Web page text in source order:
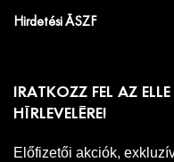
Hirdetési ÁSZF
IRATKOZZ FEL AZ
HÍRLEVELÉRE!
Előfizetői akciók,